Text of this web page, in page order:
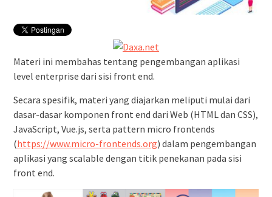
Materi ini membahas tentang pengembangan aplikasi
level enterprise dari sisi front end.
Secara spesifik, materi yang diajarkan meliputi mulai dari
dasar-dasar komponen front end dari Web (HTML dan CSS),
JavaScript, Vue.js, serta pattern micro frontends
(https://www.micro-frontends.org) dalam pengembangan
aplikasi yang scalable dengan titik penekanan pada sisi
front end.